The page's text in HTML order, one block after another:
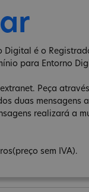
Digital é o
para Entorno
Peça
duas mensagens
realizará a
sem IVA).